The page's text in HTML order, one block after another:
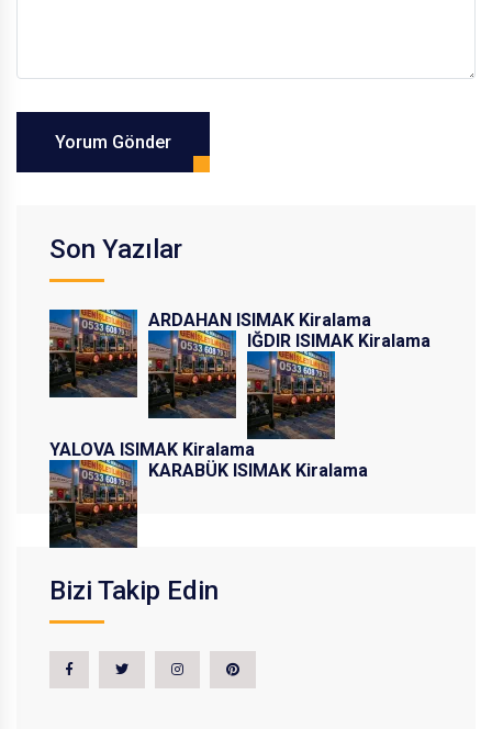
Yorum Gönder
Son Yazılar
ARDAHAN ISIMAK Kiralama
IĞDIR ISIMAK Kiralama
YALOVA ISIMAK Kiralama
KARABÜK ISIMAK Kiralama
Bizi Takip Edin